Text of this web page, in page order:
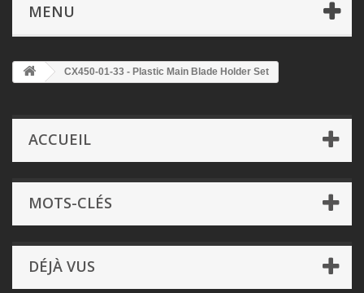
MENU
CX450-01-33 - Plastic Main Blade Holder Set
ACCUEIL
MOTS-CLÉS
DÉJÀ VUS